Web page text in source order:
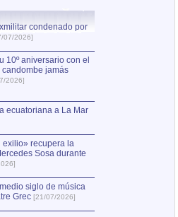
condenado por
07/2026]
10º aniversario con el
jamás
2026]
ecuatoriana a La Mar
exilio» recupera la
Sosa durante
siglo de música
Grec [21/07/2026]